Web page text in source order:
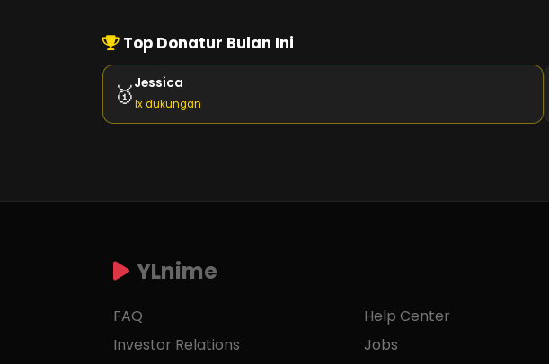
Top Donatur Bulan Ini
🥇Jessica
1x dukungan
YLnime
FAQ
Investor Relations
Help Center
Jobs